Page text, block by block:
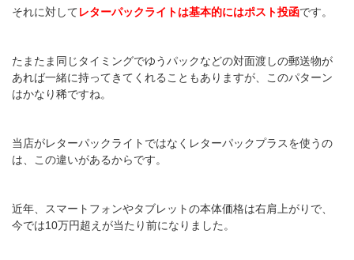
それに対してレターパックライトは基本的にはポスト投函です。
たまたま同じタイミングでゆうパックなどの対面渡しの郵送物が
あれば一緒に持ってきてくれることもありますが、このパターン
はかなり稀ですね。
当店がレターパックライトではなくレターパックプラスを使うの
は、この違いがあるからです。
近年、スマートフォンやタブレットの本体価格は右肩上がりで、
今では10万円超えが当たり前になりました。